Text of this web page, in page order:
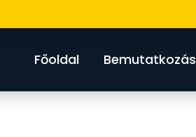
Főoldal Bemutatkozás